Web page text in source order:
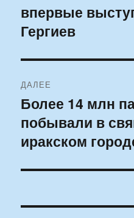
записям
запись:
впервые
Гергиев
ДАЛЕЕ
Следующая
запись:
Более 14 млн
побывали в
иракском